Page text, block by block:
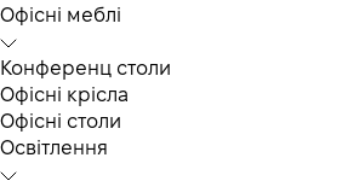
Офісні меблі
Конференц столи
Офісні крісла
Офісні столи
Освітлення